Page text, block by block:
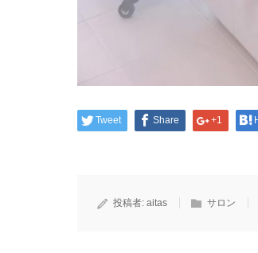
Tweet Share +1
投稿者: aitas サロン